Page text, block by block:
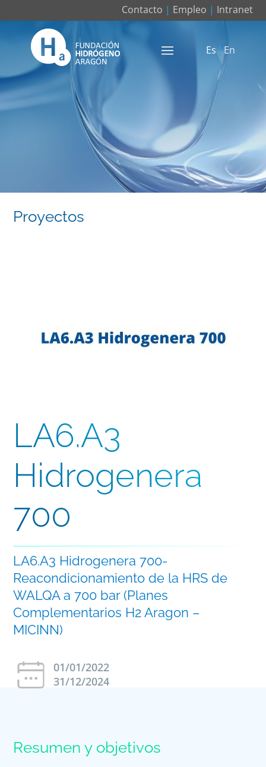
Contacto | Empleo | Intranet
Es En
Proyectos
LA6.A3
Hidrogenera
700
LA6.A3 Hidrogenera 700-
Reacondicionamiento de la HRS de
WALQA a 700 bar (Planes
Complementarios H2 Aragon –
MICINN)
01/01/2022
31/12/2024
Resumen y objetivos